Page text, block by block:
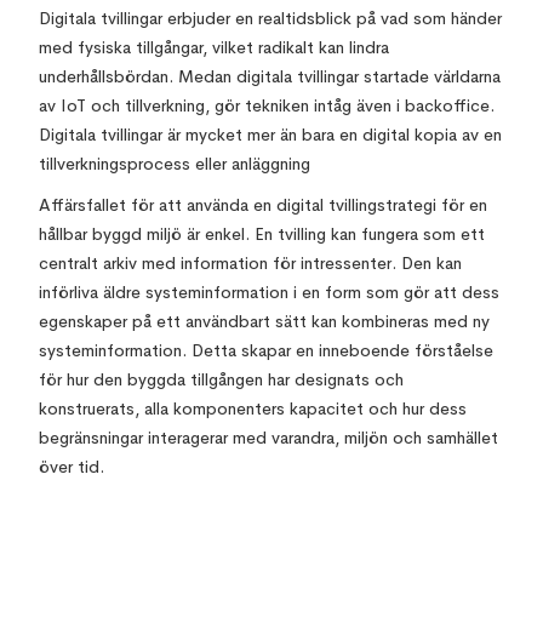
Digitala tvillingar erbjuder en realtidsblick på vad som händer
med fysiska tillgångar, vilket radikalt kan lindra
underhållsbördan. Medan digitala tvillingar startade världarna
av IoT och tillverkning, gör tekniken intåg även i backoffice.
Digitala tvillingar är mycket mer än bara en digital kopia av en
tillverkningsprocess eller anläggning
Affärsfallet för att använda en digital tvillingstrategi för en
hållbar byggd miljö är enkel. En tvilling kan fungera som ett
centralt arkiv med information för intressenter. Den kan
införliva äldre systeminformation i en form som gör att dess
egenskaper på ett användbart sätt kan kombineras med ny
systeminformation. Detta skapar en inneboende förståelse
för hur den byggda tillgången har designats och
konstruerats, alla komponenters kapacitet och hur dess
begränsningar interagerar med varandra, miljön och samhället
över tid.